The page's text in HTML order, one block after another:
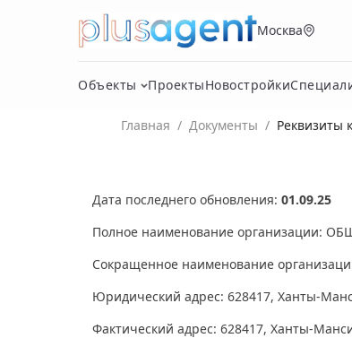
Москва
Объекты ПроектыНовостройки
Главная / Документы / Реквизиты
Дата последнего обновления: 01.09.25
Полное наименование организации:
Сокращенное наименование
Юридический адрес: 628417, Ханты-
Фактический адрес: 628417, Ханты-